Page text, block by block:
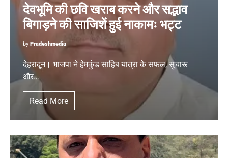
देवभूमि की छवि खराब करने और सद्भाव
बिगाड़ने की साजिशें हुई नाकामः भट्ट
by Pradeshmedia
देहरादून। भाजपा ने हेमकुंड साहिब यात्रा के सफल, सुचारू
और…
Read More